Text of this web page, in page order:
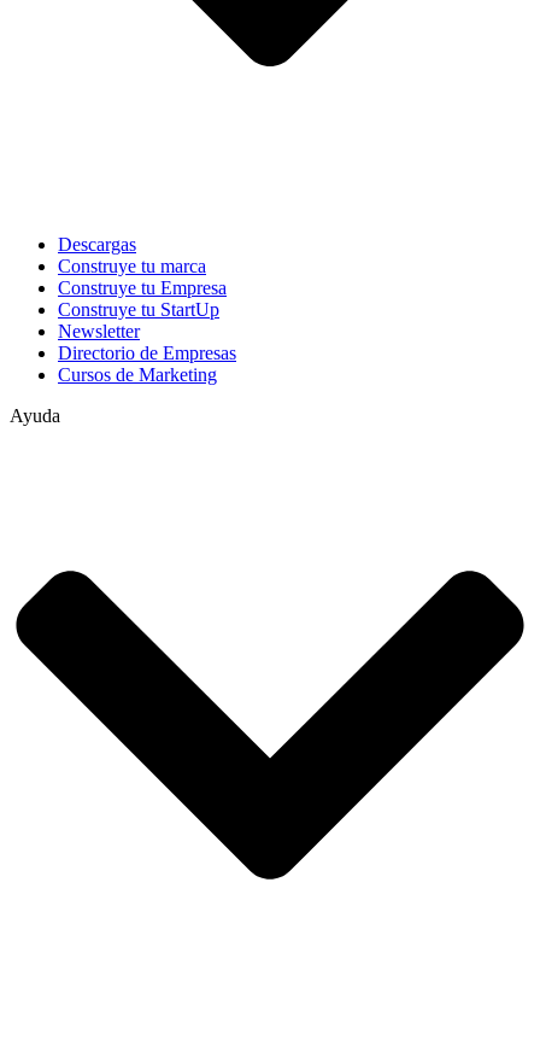
Descargas
Construye tu marca
Construye tu Empresa
Construye tu StartUp
Newsletter
Directorio de Empresas
Cursos de Marketing
Ayuda